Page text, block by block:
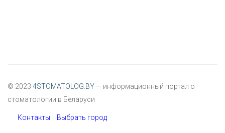
© 2023 4STOMATOLOG.BY — информационный портал о
стоматологии в Беларуси
Контакты Выбрать город